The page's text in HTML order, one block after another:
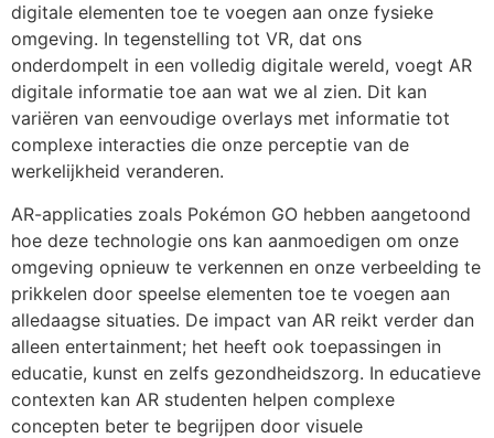
digitale elementen toe te voegen aan onze fysieke
omgeving. In tegenstelling tot VR, dat ons
onderdompelt in een volledig digitale wereld, voegt AR
digitale informatie toe aan wat we al zien. Dit kan
variëren van eenvoudige overlays met informatie tot
complexe interacties die onze perceptie van de
werkelijkheid veranderen.
AR-applicaties zoals Pokémon GO hebben aangetoond
hoe deze technologie ons kan aanmoedigen om onze
omgeving opnieuw te verkennen en onze verbeelding te
prikkelen door speelse elementen toe te voegen aan
alledaagse situaties. De impact van AR reikt verder dan
alleen entertainment; het heeft ook toepassingen in
educatie, kunst en zelfs gezondheidszorg. In educatieve
contexten kan AR studenten helpen complexe
concepten beter te begrijpen door visuele